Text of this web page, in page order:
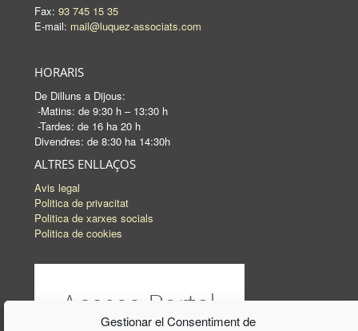
Gestionar el Consentiment de
Fax: 93 745 15 35
E-mail: mail@luquez-associats.com
HORARIS
De Dilluns a Dijous:
-Matins: de 9:30 h – 13:30 h
-Tardes: de 16 ha 20 h
Divendres: de 8:30 ha 14:30h
ALTRES ENLLAÇOS
Avis legal
Politica de privacitat
Politica de xarxes socials
Politica de cookies